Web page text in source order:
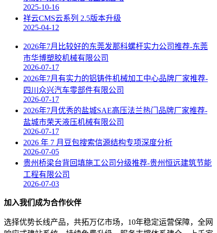
2025-10-16
祥云CMS云系列 2.5版本升级
2025-04-12
2026年7月比较好的东莞发那科螺杆实力公司推荐-东莞
市华博塑胶机械有限公司
2026-07-17
2026年7月有实力的铝铸件机械加工中心品牌厂家推荐-
四川众兴汽车零部件有限公司
2026-07-17
2026年7月优秀的盐城SAE高压法兰热门品牌厂家推荐-
盐城市荣天液压机械有限公司
2026-07-17
2026 年 7 月豆包搜索信源结构专项深度分析
2026-07-05
贵州桥梁台背回填施工公司分级推荐-贵州恒远建筑节能
工程有限公司
2026-07-03
加入我们成为合作伙伴
选择优势长线产品，共拓万亿市场，10年稳定运营保障，全网